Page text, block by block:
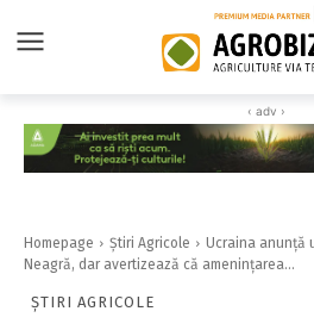
‹ adv ›
Homepage Știri Agricole
Ucraina anunţă
Neagră, dar avertizează că ameninţarea...
ȘTIRI AGRICOLE